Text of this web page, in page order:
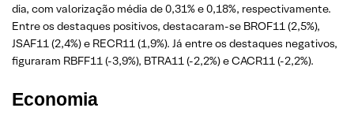
dia, com valorização média de 0,31% e 0,18%, respectivamente.
Entre os destaques positivos, destacaram-se BROF11 (2,5%),
JSAF11 (2,4%) e RECR11 (1,9%). Já entre os destaques negativos,
figuraram RBFF11 (-3,9%), BTRA11 (-2,2%) e CACR11 (-2,2%).
Economia